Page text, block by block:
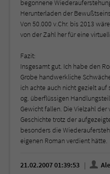
begonnene
Herunterladen der
Von 50.000 v.Chr. bis 2013
von der Zahl her für eine
Fazit:
Insgesamt gut. Ich habe den
Grobe handwerkliche
ich achte auch nicht gezielt
og. überflüssigen
Gewicht fallen. Die Vielzahl
Geschichte trotz der
besonders die
eigenen Roman verdient hätte.
21.02.2007 01:39:53